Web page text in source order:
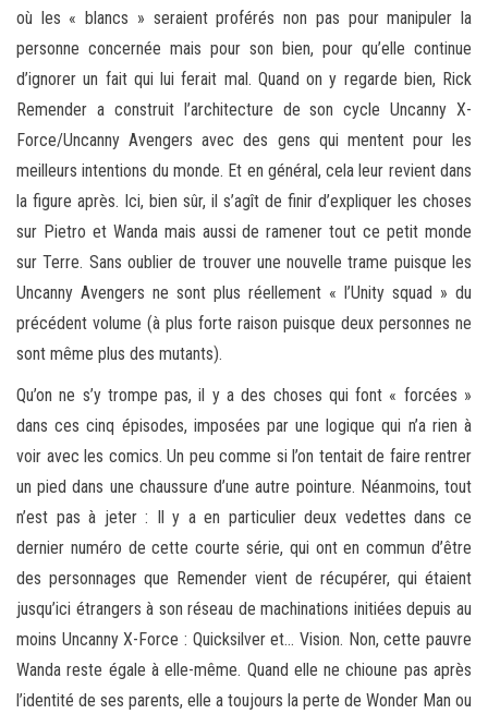
où les « blancs » seraient proférés non pas pour manipuler la
personne concernée mais pour son bien, pour qu’elle continue
d’ignorer un fait qui lui ferait mal. Quand on y regarde bien, Rick
Remender a construit l’architecture de son cycle Uncanny X-
Force/Uncanny Avengers avec des gens qui mentent pour les
meilleurs intentions du monde. Et en général, cela leur revient dans
la figure après. Ici, bien sûr, il s’agît de finir d’expliquer les choses
sur Pietro et Wanda mais aussi de ramener tout ce petit monde
sur Terre. Sans oublier de trouver une nouvelle trame puisque les
Uncanny Avengers ne sont plus réellement « l’Unity squad » du
précédent volume (à plus forte raison puisque deux personnes ne
sont même plus des mutants).
Qu’on ne s’y trompe pas, il y a des choses qui font « forcées »
dans ces cinq épisodes, imposées par une logique qui n’a rien à
voir avec les comics. Un peu comme si l’on tentait de faire rentrer
un pied dans une chaussure d’une autre pointure. Néanmoins, tout
n’est pas à jeter : Il y a en particulier deux vedettes dans ce
dernier numéro de cette courte série, qui ont en commun d’être
des personnages que Remender vient de récupérer, qui étaient
jusqu’ici étrangers à son réseau de machinations initiées depuis au
moins Uncanny X-Force : Quicksilver et… Vision. Non, cette pauvre
Wanda reste égale à elle-même. Quand elle ne chioune pas après
l’identité de ses parents, elle a toujours la perte de Wonder Man ou